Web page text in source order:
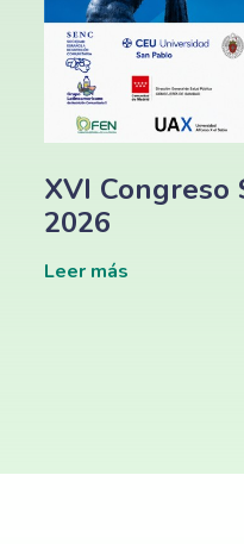
XVI Congreso
2026
Leer más